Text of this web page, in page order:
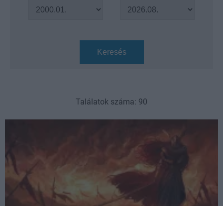
Keresés
Találatok száma: 90